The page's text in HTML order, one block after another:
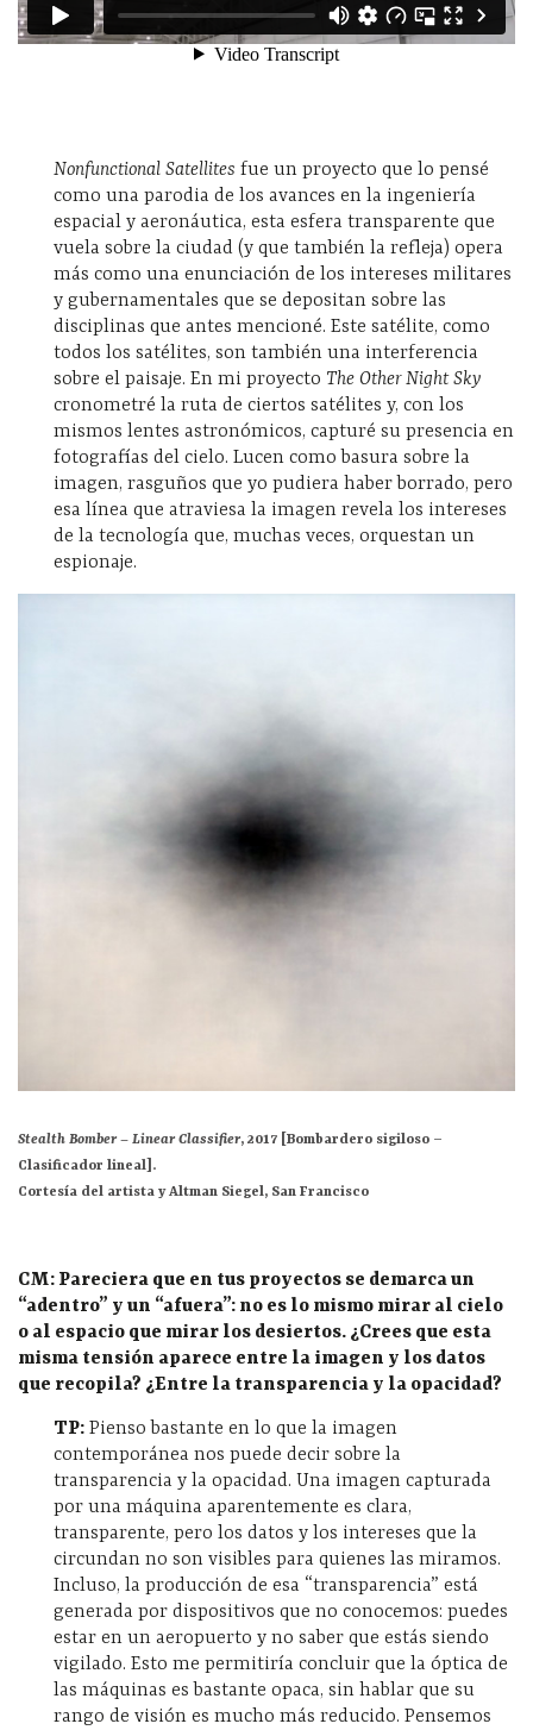
Nonfunctional Satellites fue un proyecto que lo pensé
como una parodia de los avances en la ingeniería
espacial y aeronáutica, esta esfera transparente que
vuela sobre la ciudad (y que también la refleja) opera
más como una enunciación de los intereses militares
y gubernamentales que se depositan sobre las
disciplinas que antes mencioné. Este satélite, como
todos los satélites, son también una interferencia
sobre el paisaje. En mi proyecto The Other Night Sky
cronometré la ruta de ciertos satélites y, con los
mismos lentes astronómicos, capturé su presencia en
fotografías del cielo. Lucen como basura sobre la
imagen, rasguños que yo pudiera haber borrado, pero
esa línea que atraviesa la imagen revela los intereses
de la tecnología que, muchas veces, orquestan un
espionaje.
Stealth Bomber – Linear Classifier, 2017 [Bombardero sigiloso –
Clasificador lineal].
Cortesía del artista y Altman Siegel, San Francisco
CM: Pareciera que en tus proyectos se demarca un
“adentro” y un “afuera”: no es lo mismo mirar al cielo
o al espacio que mirar los desiertos. ¿Crees que esta
misma tensión aparece entre la imagen y los datos
que recopila? ¿Entre la transparencia y la opacidad?
TP: Pienso bastante en lo que la imagen
contemporánea nos puede decir sobre la
transparencia y la opacidad. Una imagen capturada
por una máquina aparentemente es clara,
transparente, pero los datos y los intereses que la
circundan no son visibles para quienes las miramos.
Incluso, la producción de esa “transparencia” está
generada por dispositivos que no conocemos: puedes
estar en un aeropuerto y no saber que estás siendo
vigilado. Esto me permitiría concluir que la óptica de
las máquinas es bastante opaca, sin hablar que su
rango de visión es mucho más reducido. Pensemos